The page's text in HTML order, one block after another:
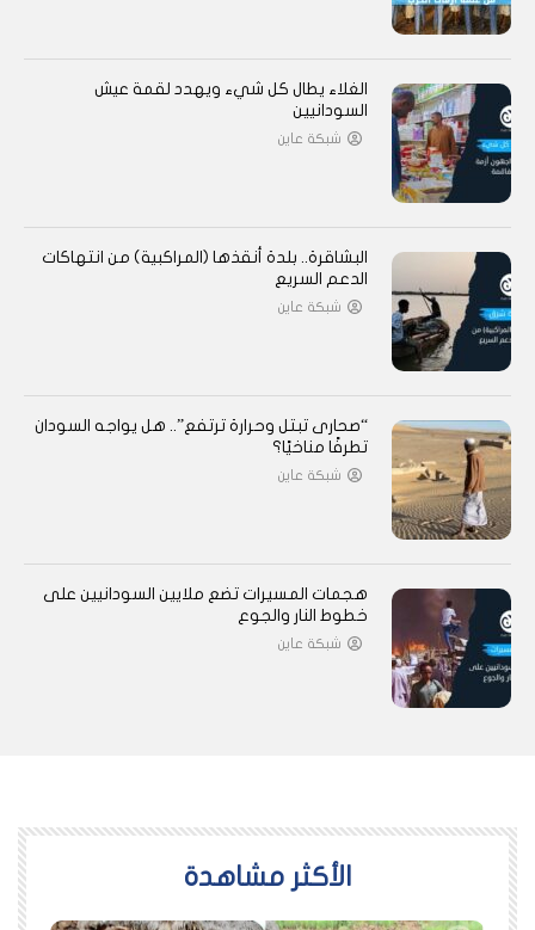
الغلاء يطال كل شيء ويهدد لقمة عيش
السودانيين
شبكة عاين
البشاقرة.. بلدة أنقذها (المراكبية) من انتهاكات
الدعم السريع
شبكة عاين
“صحارى تبتل وحرارة ترتفع”.. هل يواجه السودان
تطرفًا مناخيًا؟
شبكة عاين
هجمات المسيرات تضع ملايين السودانيين على
خطوط النار والجوع
شبكة عاين
اﻷكثر مشاهدة